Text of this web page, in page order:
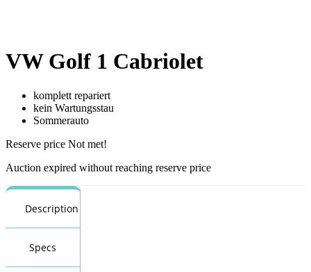
VW Golf 1 Cabriolet
komplett repariert
kein Wartungsstau
Sommerauto
Reserve price Not met!
Auction expired without reaching reserve price
Description
Specs